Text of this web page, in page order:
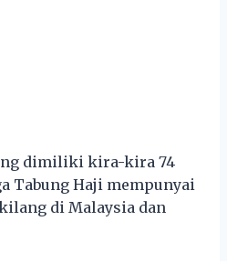
dimiliki kira-kira 74
Tabung Haji mempunyai
di Malaysia dan